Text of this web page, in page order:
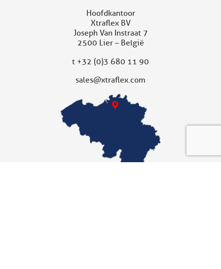
Hoofdkantoor
Xtraflex BV
Joseph Van Instraat 7
2500 Lier – België
t +32 (0)3 680 11 90
sales@xtraflex.com